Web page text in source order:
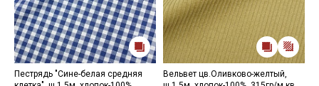
Пестрядь "Сине-белая средняя
Вельвет цв.Оливково-желтый,